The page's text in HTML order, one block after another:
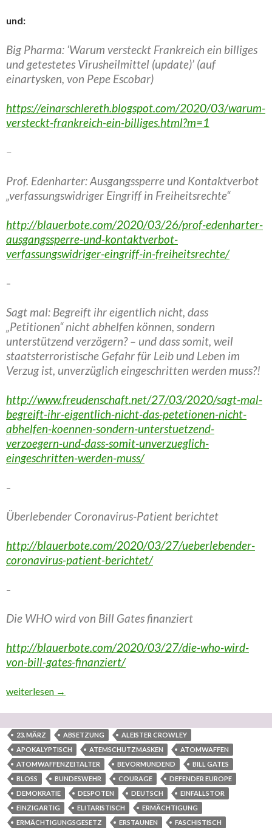
und:
Big Pharma: ‘Warum versteckt Frankreich ein billiges
und getestetes Virusheilmittel (update)’ (auf
einartysken, von Pepe Escobar)
https://einarschlereth.blogspot.com/2020/03/warum-
versteckt-frankreich-ein-billiges.html?m=1
–
Prof. Edenharter: Ausgangssperre und Kontaktverbot
„verfassungswidriger Eingriff in Freiheitsrechte“
http://blauerbote.com/2020/03/26/prof-edenharter-
ausgangssperre-und-kontaktverbot-
verfassungswidriger-eingriff-in-freiheitsrechte/
–
Sagt mal: Begreift ihr eigentlich nicht, dass
„Petitionen“ nicht abhelfen können, sondern
unterstützend verzögern? – und dass somit, weil
staatsterroristische Gefahr für Leib und Leben im
Verzug ist, unverzüglich eingeschritten werden muss?!
http://www.freudenschaft.net/27/03/2020/sagt-mal-
begreift-ihr-eigentlich-nicht-das-petetionen-nicht-
abhelfen-koennen-sondern-unterstuetzend-
verzoegern-und-dass-somit-unverzueglich-
eingeschritten-werden-muss/
–
Überlebender Coronavirus-Patient berichtet
http://blauerbote.com/2020/03/27/ueberlebender-
coronavirus-patient-berichtet/
–
Die WHO wird von Bill Gates finanziert
http://blauerbote.com/2020/03/27/die-who-wird-
von-bill-gates-finanziert/
AKTUALISIERUNG/UPDATE: Die Kriegsindustriellen haben
weiterlesen →
23. MÄRZ ABSETZUNG
ALEISTER CROWLEY
APOKALYPTISCH
ATEMSCHUTZMASKEN
ATOMWAFFEN
ATOMWAFFENZEITALTER
BEVORMUNDEND
BILL GATES
BLOSS
BUNDESWEHR COURAGE
DEFENDER EUROPE
DEMOKRATIE
DESPOTEN DEUTSCH
EINFALLSTOR
EINZIGARTIG
ELITARISTISCH
ERMÄCHTIGUNG
ERMÄCHTIGUNGSGESETZ
ERSTAUNEN FASCHISTISCH